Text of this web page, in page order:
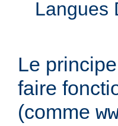
Langues
Le
faire
(comme